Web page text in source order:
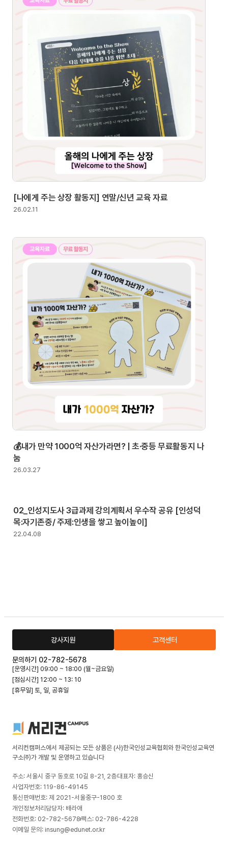
[나에게 주는 상장 활동지] 연말/신년 교육 자료
26.02.11
💰내가 만약 1000억 자산가라면? | 초·중등 무료활동지 나
눔
26.03.27
02_인성지도사 3급과제 강의계획서 우수작 공유 [인성덕
목:자기존중/ 주제:인생을 쌓고 높이높이]
22.04.08
강사지원 고객센터
문의하기 02-782-5678
[운영시간] 09:00 ~ 18:00 (월~금요일)
[점심시간] 12:00 ~ 13: 10
[휴무일] 토, 일, 공휴일
서리컨캠퍼스에서 제공되는 모든 상품은 (사)한국인성교육협회와 한국인성교육연
구소㈜가 개발 및 운영하고 있습니다
주소: 서울시 중구 동호로 10길 8-21, 2층대표자: 홍승신
사업자번호: 119-86-49145
통신판매번호: 제 2021-서울중구-1800 호
개인정보처리담당자: 배라애
전화번호: 02-782-5678팩스: 02-786-4228
이메일 문의: insung@edunet.or.kr